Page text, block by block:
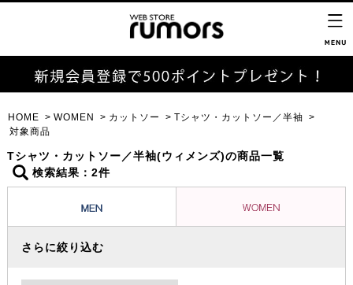
HOME WOMEN カットソー
Tシャツ・カットソー／半袖
対象商品
Tシャツ・カットソー／半袖(ウィメンズ)の商品一覧
検索結果：2件
さらに絞り込む